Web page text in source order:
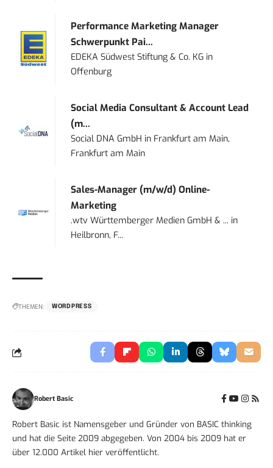
Performance Marketing Manager
Schwerpunkt Pai...
EDEKA Südwest Stiftung & Co. KG in
Offenburg
Social Media Consultant & Account Lead
(m...
Social DNA GmbH in Frankfurt am Main,
Frankfurt am Main
Sales-Manager (m/w/d) Online-
Marketing
.wtv Württemberger Medien GmbH & ... in
Heilbronn, F...
THEMEN: WORDPRESS
Robert Basic
Robert Basic ist Namensgeber und Gründer von BASIC thinking
und hat die Seite 2009 abgegeben. Von 2004 bis 2009 hat er
über 12.000 Artikel hier veröffentlicht.